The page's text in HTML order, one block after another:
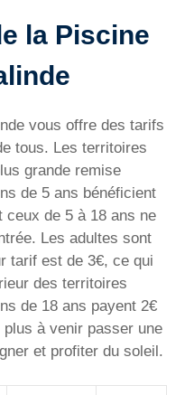
la Piscine
vous offre des tarifs
tous. Les territoires
grande remise
de 5 ans bénéficient
ceux de 5 à 18 ans ne
Les adultes sont
tarif est de 3€, ce qui
des territoires
de 18 ans payent 2€
à venir passer une
et profiter du soleil.